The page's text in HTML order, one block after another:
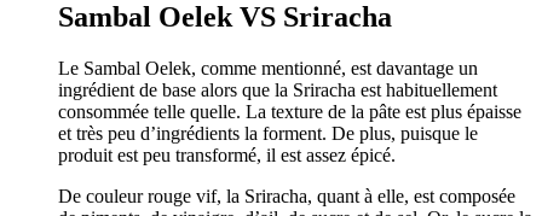
Sambal Oelek VS Sriracha
Le Sambal Oelek, comme mentionné, est davantage un
ingrédient de base alors que la Sriracha est habituellement
consommée telle quelle. La texture de la pâte est plus épaisse
et très peu d’ingrédients la forment. De plus, puisque le
produit est peu transformé, il est assez épicé.
De couleur rouge vif, la Sriracha, quant à elle, est composée